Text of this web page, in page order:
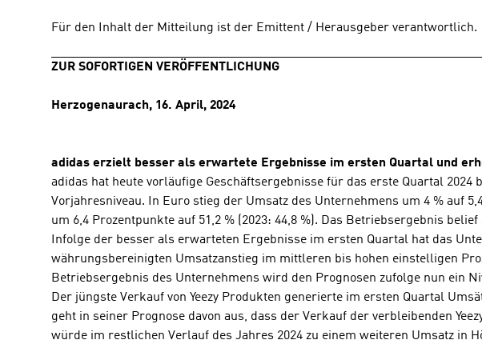
Für den Inhalt der Mitteilung ist der Emittent / Herausgeber verantwortlich.
ZUR SOFORTIGEN VERÖFFENTLICHUNG
Herzogenaurach, 16. April, 2024
adidas erzielt besser als erwartete Ergebnisse im ersten Quartal und
adidas hat heute vorläufige Geschäftsergebnisse für das erste Quartal
Vorjahresniveau. In Euro stieg der Umsatz des Unternehmens um 4 % auf
um 6,4 Prozentpunkte auf 51,2 % (2023: 44,8 %). Das Betriebsergebnis belief
Infolge der besser als erwarteten Ergebnisse im ersten Quartal hat das
währungsbereinigten Umsatzanstieg im mittleren bis hohen einstelligen
Betriebsergebnis des Unternehmens wird den Prognosen zufolge nun ein
Der jüngste Verkauf von Yeezy Produkten generierte im ersten Quartal
geht in seiner Prognose davon aus, dass der Verkauf der verbleibenden
würde im restlichen Verlauf des Jahres 2024 zu einem weiteren Umsatz in